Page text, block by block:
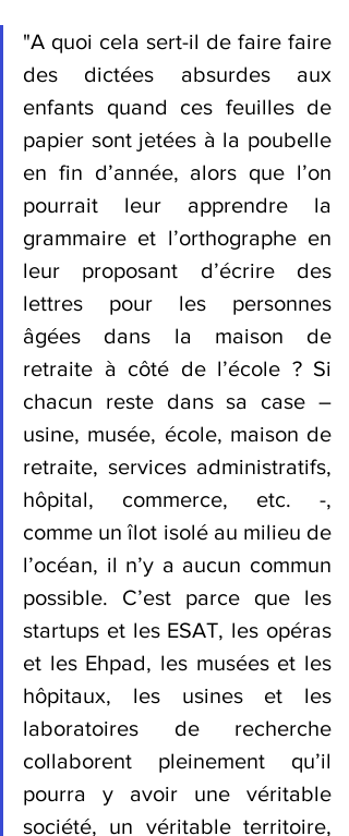
"A quoi cela sert-il de faire faire
des dictées absurdes aux
enfants quand ces feuilles de
papier sont jetées à la poubelle
en fin d’année, alors que l’on
pourrait leur apprendre la
grammaire et l’orthographe en
leur proposant d’écrire des
lettres pour les personnes
âgées dans la maison de
retraite à côté de l’école ? Si
chacun reste dans sa case –
usine, musée, école, maison de
retraite, services administratifs,
hôpital, commerce, etc. -,
comme un îlot isolé au milieu de
l’océan, il n’y a aucun commun
possible. C’est parce que les
startups et les ESAT, les opéras
et les Ehpad, les musées et les
hôpitaux, les usines et les
laboratoires de recherche
collaborent pleinement qu’il
pourra y avoir une véritable
société, un véritable territoire,